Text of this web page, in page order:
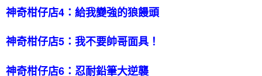
神奇柑仔店4：給我變強的狼饅頭
神奇柑仔店5：我不要帥哥面具！
神奇柑仔店6：忍耐鉛筆大逆襲